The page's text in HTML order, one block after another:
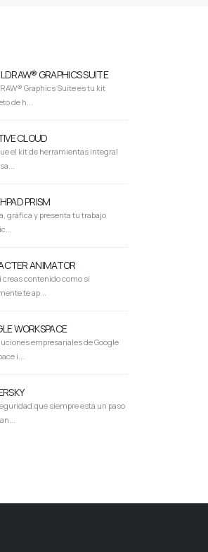
GRAPHICS SUITE
Graphics Suite es tu kit
de h...
CLOUD
el kit de herramientas integral
PRISM
gráfica y presenta tu trabajo
ANIMATOR
creas contenido como si
te ap...
WORKSPACE
empresariales de Google
i...
que siempre está un paso